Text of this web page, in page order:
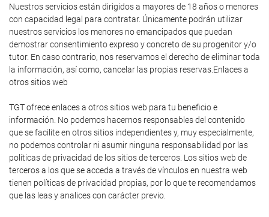
Nuestros servicios están dirigidos a mayores de 18 años o menores
con capacidad legal para contratar. Únicamente podrán utilizar
nuestros servicios los menores no emancipados que puedan
demostrar consentimiento expreso y concreto de su progenitor y/o
tutor. En caso contrario, nos reservamos el derecho de eliminar toda
la información, así como, cancelar las propias reservas.Enlaces a
otros sitios web
TGT ofrece enlaces a otros sitios web para tu beneficio e
información. No podemos hacernos responsables del contenido
que se facilite en otros sitios independientes y, muy especialmente,
no podemos controlar ni asumir ninguna responsabilidad por las
políticas de privacidad de los sitios de terceros. Los sitios web de
terceros a los que se acceda a través de vínculos en nuestra web
tienen políticas de privacidad propias, por lo que te recomendamos
que las leas y analices con carácter previo.